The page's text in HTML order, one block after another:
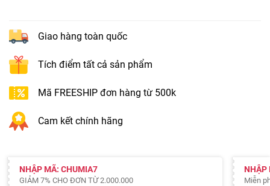
Giao hàng toàn quốc
Tích điểm tất cả sản phẩm
Mã FREESHIP đơn hàng từ 500k
Cam kết chính hãng
NHẬP MÃ: CHUMIA7
GIẢM 7% CHO ĐƠN TỪ 2.000.000
NHẬP
Miễn